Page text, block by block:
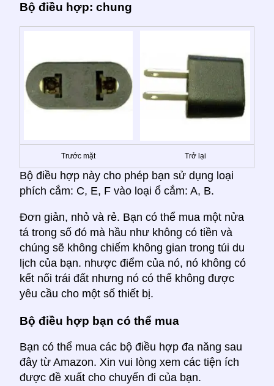
Bộ điều hợp: chung
Trước mặt Trở lại
Bộ điều hợp này cho phép bạn sử dụng loại
phích cắm: C, E, F vào loại ổ cắm: A, B.
Đơn giản, nhỏ và rẻ. Bạn có thể mua một nửa
tá trong số đó mà hầu như không có tiền và
chúng sẽ không chiếm không gian trong túi du
lịch của bạn. nhược điểm của nó, nó không có
kết nối trái đất nhưng nó có thể không được
yêu cầu cho một số thiết bị.
Bộ điều hợp bạn có thể mua
Bạn có thể mua các bộ điều hợp đa năng sau
đây từ Amazon. Xin vui lòng xem các tiện ích
được đề xuất cho chuyến đi của bạn.